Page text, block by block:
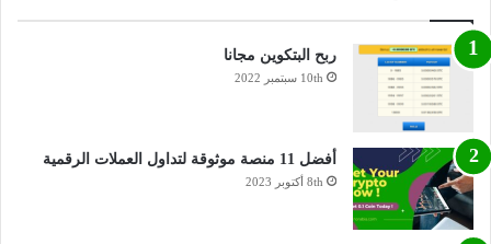
ربح البتكوين مجانا
10th سبتمبر 2022
أفضل 11 منصة موثوقة لتداول العملات الرقمية
8th أكتوبر 2023